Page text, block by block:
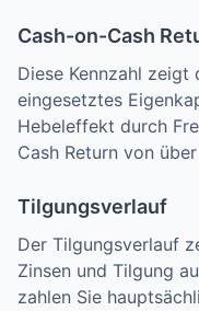
Cash-on-Cash
Diese Kennzahl
eingesetztes
Hebeleffekt durch
Cash Return von
Tilgungsverlauf
Der Tilgungsverlauf
Zinsen und Tilgung
zahlen Sie